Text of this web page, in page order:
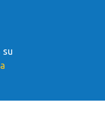
su